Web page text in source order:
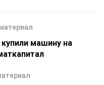
машину на